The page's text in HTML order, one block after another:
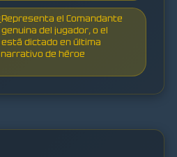
el Comandante
del jugador, o el
dictado en última
de héroe